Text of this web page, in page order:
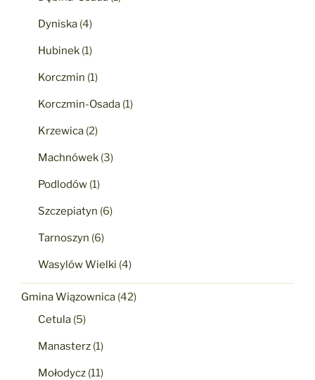
Dyniska (4)
Hubinek (1)
Korczmin (1)
Korczmin-Osada (1)
Krzewica (2)
Machnówek (3)
Podlodów (1)
Szczepiatyn (6)
Tarnoszyn (6)
Wasylów Wielki (4)
Gmina Wiązownica (42)
Cetula (5)
Manasterz (1)
Mołodycz (11)